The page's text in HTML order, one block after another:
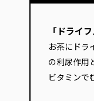
「ドライ
お茶にドラ
の利尿作用
ビタミンで